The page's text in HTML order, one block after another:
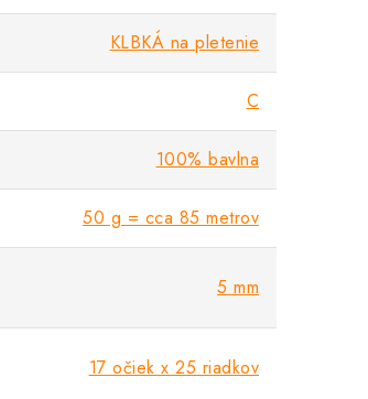
KLBKÁ na pletenie
C
100% bavlna
50 g = cca 85 metrov
5 mm
17 očiek x 25 riadkov